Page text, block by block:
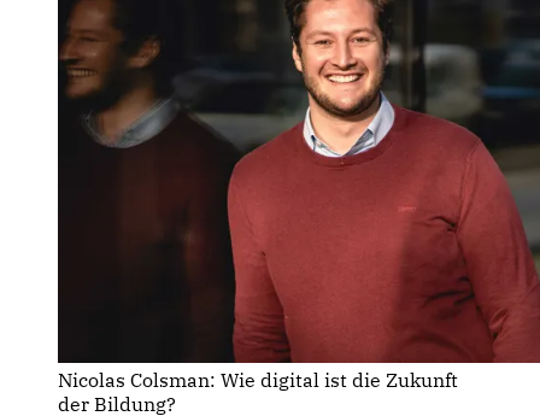
Nicolas Colsman: Wie digital ist die Zukunft
der Bildung?